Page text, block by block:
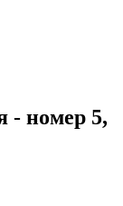
- номер 5,